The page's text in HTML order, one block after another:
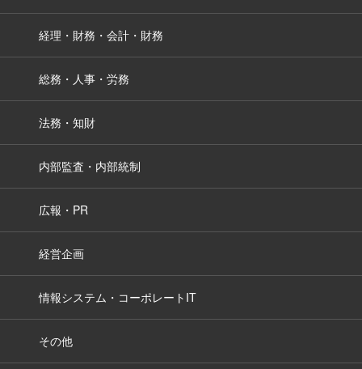
経理・財務・会計・財務
総務・人事・労務
法務・知財
内部監査・内部統制
広報・PR
経営企画
情報システム・コーポレートIT
その他